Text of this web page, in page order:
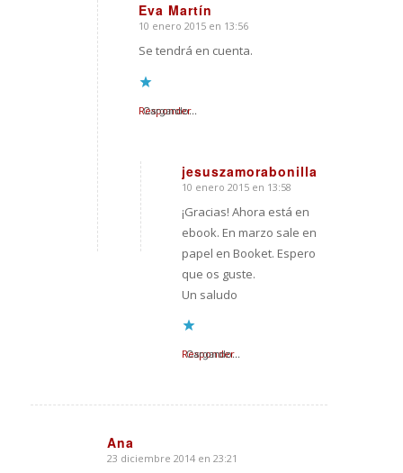
Eva Martín
Dice:
10 enero 2015 en 13:56
Se tendrá en cuenta.
Cargando...
Responder
jesuszamorabonilla
Dice:
10 enero 2015 en 13:58
¡Gracias! Ahora está en
ebook. En marzo sale en
papel en Booket. Espero
que os guste.
Un saludo
Cargando...
Responder
Ana
Dice:
23 diciembre 2014 en 23:21